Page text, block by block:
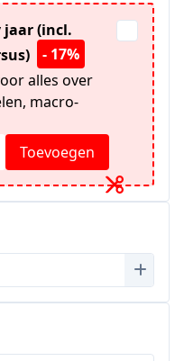
jaar (incl.
- 17%
alles over
macro-
Toevoegen